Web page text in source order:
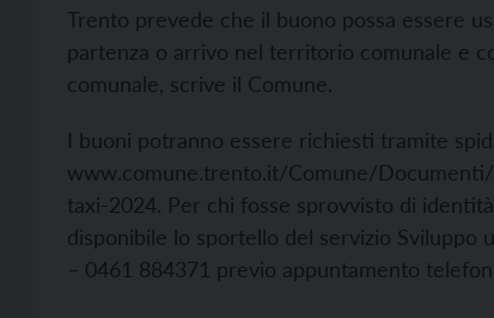
Trento prevede che il buono possa essere
partenza o arrivo nel territorio comunale e
comunale, scrive il Comune.
I buoni potranno essere richiesti tramite
www.comune.trento.it/Comune/
taxi-2024. Per chi fosse sprovvisto di
disponibile lo sportello del servizio Sviluppo
– 0461 884371 previo appuntamento